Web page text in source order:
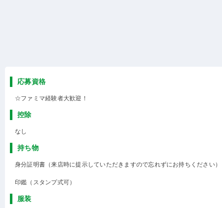
応募資格
☆ファミマ経験者大歓迎！
控除
なし
持ち物
身分証明書（来店時に提示していただきますので忘れずにお持ちください）
印鑑（スタンプ式可）
服装